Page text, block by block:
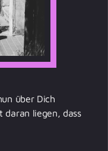
über Dich
daran liegen, dass